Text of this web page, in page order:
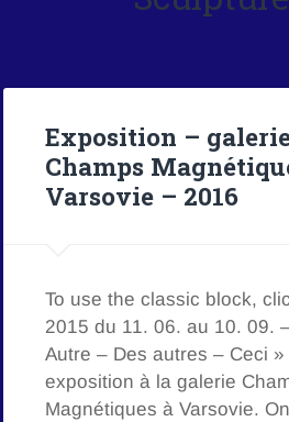
Exposition –
Champs
Varsovie – 2016
To use the classic block,
2015 du 11. 06. au 10. 09.
Autre – Des autres – Ceci »
exposition à la galerie
Magnétiques à Varsovie.